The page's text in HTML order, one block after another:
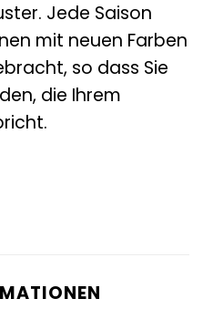
Jede Saison
mit neuen Farben
so dass Sie
die Ihrem